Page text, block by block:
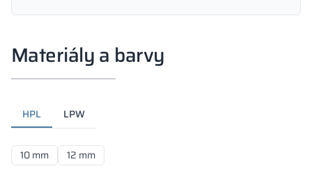
Materiály a barvy
HPL LPW
10 mm 12 mm